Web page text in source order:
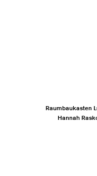
Raumbaukasten
Hannah